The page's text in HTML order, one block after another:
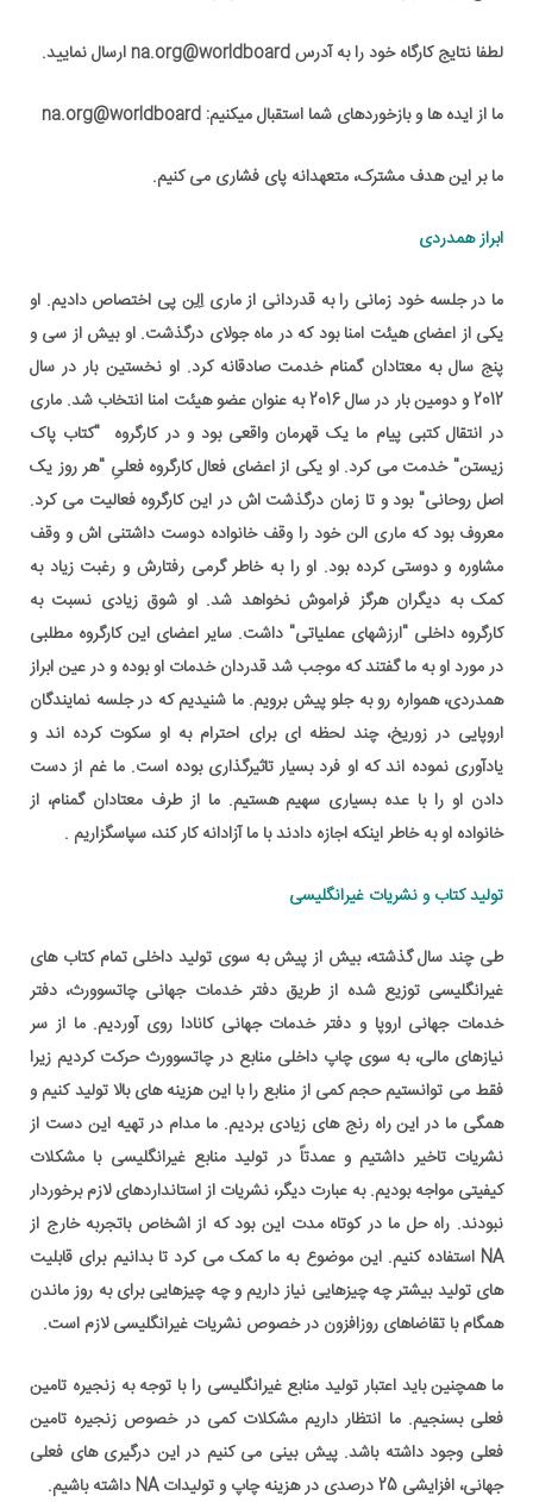
لطفا نتایج کارگاه خود را به آدرس na.org@worldboard ارسال نمایید.
ما از ایده ها و بازخوردهای شما استقبال میکنیم: na.org@worldboard
ما بر این هدف مشترک، متعهدانه پای فشاری می کنیم.
ابراز همدردی
ما در جلسه خود زمانی را به قدردانی از ماری اِلِن پی اختصاص دادیم. او
یکی از اعضای هیئت امنا بود که در ماه جولای درگذشت. او بیش از سی و
پنج سال به معتادان گمنام خدمت صادقانه کرد. او نخستین بار در سال
2012 و دومین بار در سال 2016 به عنوان عضو هیئت امنا انتخاب شد. ماری
در انتقال کتبی پیام ما یک قهرمان واقعی بود و در کارگروه "کتاب پاک
زیستن" خدمت می کرد. او یکی از اعضای فعال کارگروه فعلیِ "هر روز یک
اصل روحانی" بود و تا زمان درگذشت اش در این کارگروه فعالیت می کرد.
معروف بود که ماری الن خود را وقف خانواده دوست داشتنی اش و وقف
مشاوره و دوستی کرده بود. او را به خاطر گرمی رفتارش و رغبت زیاد به
کمک به دیگران هرگز فراموش نخواهد شد. او شوق زیادی نسبت به
کارگروه داخلی "ارزشهای عملیاتی" داشت. سایر اعضای این کارگروه مطلبی
در مورد او به ما گفتند که موجب شد قدردان خدمات او بوده و در عین ابراز
همدردی، همواره رو به جلو پیش برویم. ما شنیدیم که در جلسه نمایندگان
اروپایی در زوریخ، چند لحظه ای برای احترام به او سکوت کرده اند و
یادآوری نموده اند که او فرد بسیار تاثیرگذاری بوده است. ما غم از دست
دادن او را با عده بسیاری سهیم هستیم. ما از طرف معتادان گمنام، از
خانواده او به خاطر اینکه اجازه دادند با ما آزادانه کار کند، سپاسگزاریم .
تولید کتاب و نشریات غیرانگلیسی
طی چند سال گذشته، بیش از پیش به سوی تولید داخلی تمام کتاب های
غیرانگلیسی توزیع شده از طریق دفتر خدمات جهانی چاتسوورث، دفتر
خدمات جهانی اروپا و دفتر خدمات جهانی کانادا روی آوردیم. ما از سر
نیازهای مالی، به سوی چاپ داخلی منابع در چاتسوورث حرکت کردیم زیرا
فقط می توانستیم حجم کمی از منابع را با این هزینه های بالا تولید کنیم و
همگی ما در این راه رنج های زیادی بردیم. ما مدام در تهیه این دست از
نشریات تاخیر داشتیم و عمدتاً در تولید منابع غیرانگلیسی با مشکلات
کیفیتی مواجه بودیم. به عبارت دیگر، نشریات از استانداردهای لازم برخوردار
نبودند. راه حل ما در کوتاه مدت این بود که از اشخاص باتجربه خارج از
NA استفاده کنیم. این موضوع به ما کمک می کرد تا بدانیم برای قابلیت
های تولید بیشتر چه چیزهایی نیاز داریم و چه چیزهایی برای به روز ماندن
همگام با تقاضاهای روزافزون در خصوص نشریات غیرانگلیسی لازم است.
ما همچنین باید اعتبار تولید منابع غیرانگلیسی را با توجه به زنجیره تامین
فعلی بسنجیم. ما انتظار داریم مشکلات کمی در خصوص زنجیره تامین
فعلی وجود داشته باشد. پیش بینی می کنیم در این درگیری های فعلی
جهانی، افزایشی 25 درصدی در هزینه چاپ و تولیدات NA داشته باشیم.